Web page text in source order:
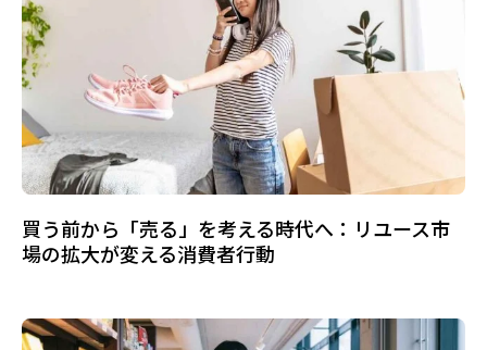
買う前から「売る」を考える時代へ：リユース市
場の拡大が変える消費者行動